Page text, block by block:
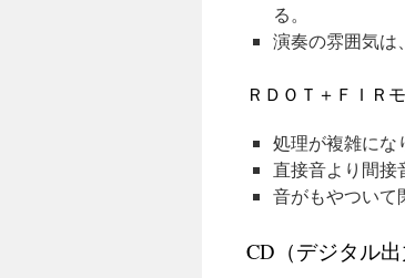
る。
演奏の雰囲気は
ＲＤＯＴ＋ＦＩＲ
処理が複雑にな
直接音より間接
音がもやついて
CD（デジタル